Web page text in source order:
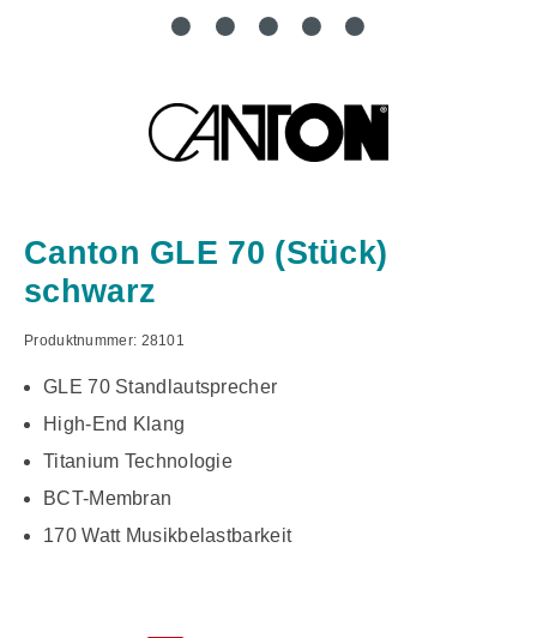
Canton GLE 70 (Stück)
schwarz
Produktnummer: 28101
GLE 70 Standlautsprecher
High-End Klang
Titanium Technologie
BCT-Membran
170 Watt Musikbelastbarkeit